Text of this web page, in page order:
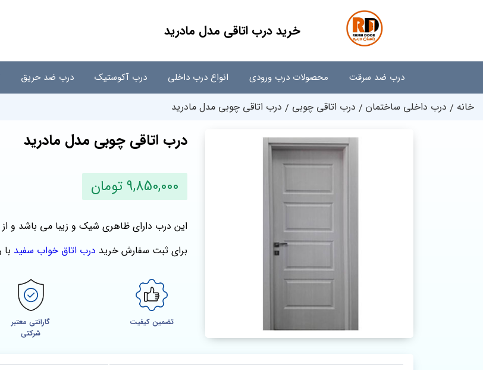
خرید درب اتاقی مدل مادرید
درب ضد سرقت محصولات درب ورودی انواع درب داخلی درب آکوستیک درب ضد حریق
خانه درب داخلی ساختمان درب اتاقی چوبی درب اتاقی چوبی مدل مادرید
درب اتاقی چوبی مدل مادرید
9,850,000 تومان
این درب دارای ظاهری شیک و زیبا می باشد و از
برای ثبت سفارش خرید درب اتاق خواب سفید
تضمین کیفیت
گارانتی معتبر
شرکتی